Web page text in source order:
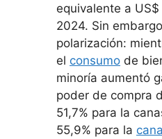
equivalente a
2024. Sin
polarización:
el consumo de
minoría aumentó
poder de compra
51,7% para la
55,9% para la